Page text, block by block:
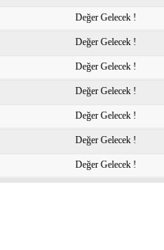
Değer Gelecek !
Değer Gelecek !
Değer Gelecek !
Değer Gelecek !
Değer Gelecek !
Değer Gelecek !
Değer Gelecek !